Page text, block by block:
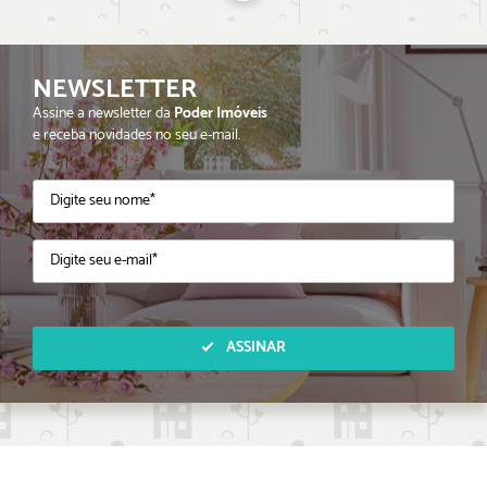
NEWSLETTER
Assine a newsletter daPoder Imóveis
e receba novidades no seu e-mail.
ASSINAR